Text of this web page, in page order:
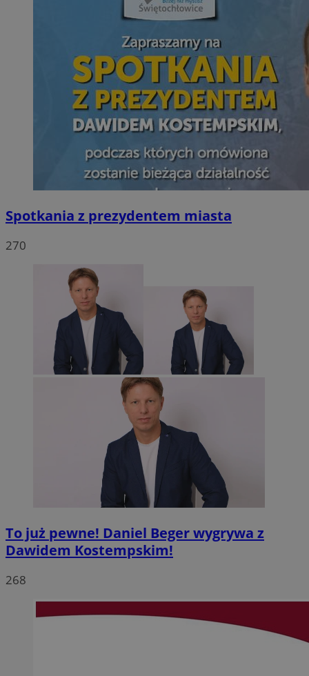
Spotkania z prezydentem miasta
270
To już pewne! Daniel Beger wygrywa z
Dawidem Kostempskim!
268